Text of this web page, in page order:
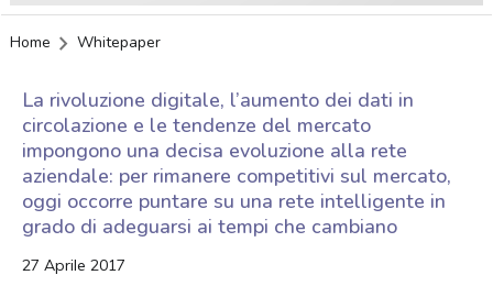
Home Whitepaper
La rivoluzione digitale, l’aumento dei dati in
circolazione e le tendenze del mercato
impongono una decisa evoluzione alla rete
aziendale: per rimanere competitivi sul mercato,
oggi occorre puntare su una rete intelligente in
grado di adeguarsi ai tempi che cambiano
27 Aprile 2017